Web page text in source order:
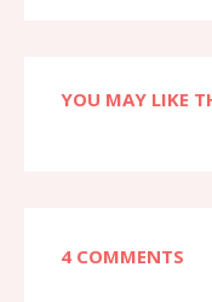
YOU MAY LIKE
4 COMMENTS